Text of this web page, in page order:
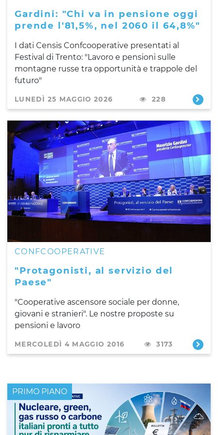
Gardini: "Chi va in pensione oggi
prende l'81,5%, nel 2060 il 64,8%"
I dati Censis Confcooperative presentati al
Festival di Trento: "Lavoro e pensioni sulle
montagne russe tra opportunità e trappole del
futuro"
LUNEDÌ 25 MAGGIO 2026 228
CONFCOOPERATIVE
"Protagonisti, al servizio del
Paese"
"Cooperative ascensore sociale per donne,
giovani e stranieri". Le nostre proposte su
pensioni e lavoro
MERCOLEDÌ 4 MAGGIO 2016 3173
PRIMO PIANO